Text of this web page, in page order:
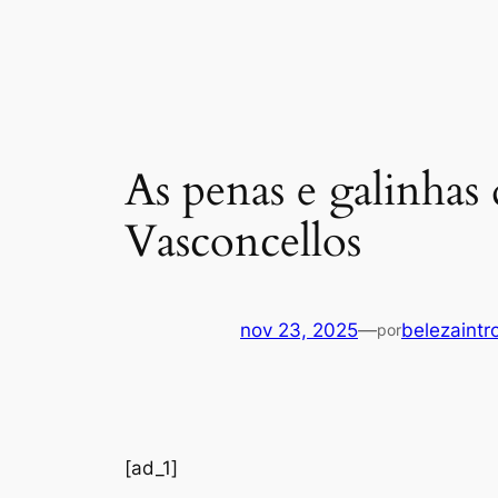
As penas e
Vasconcellos
nov 23, 2025—por
[ad_1]